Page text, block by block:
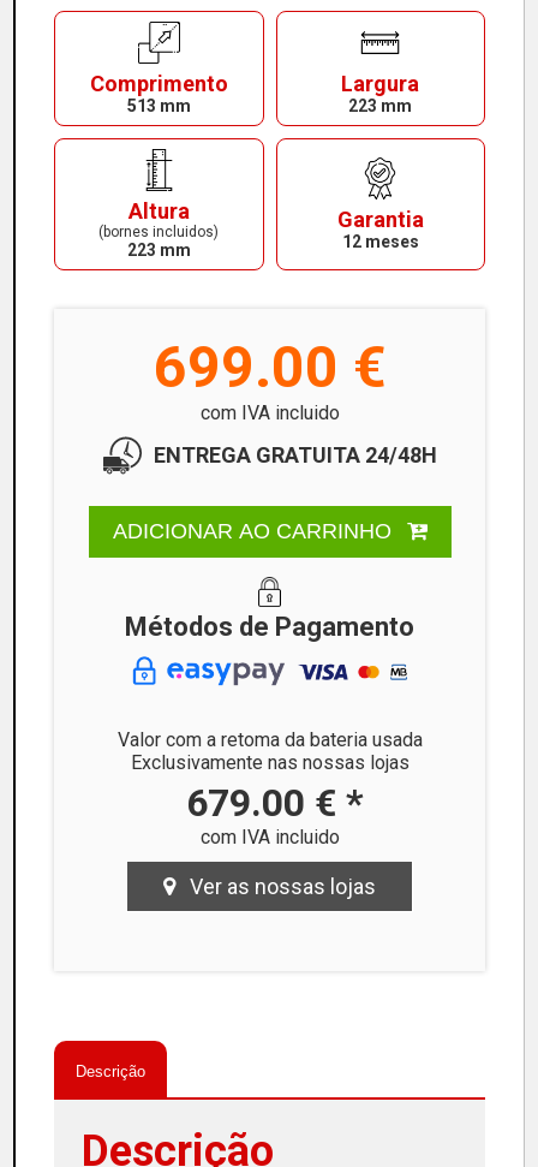
Comprimento
513 mm
Largura
223 mm
Altura
(bornes incluidos)
223 mm
Garantia
12 meses
699.00 €
com IVA incluido
ENTREGA GRATUITA 24/48H
ADICIONAR AO CARRINHO
Métodos de Pagamento
Valor com a retoma da bateria usada
Exclusivamente nas nossas lojas
679.00 € *
com IVA incluido
Ver as nossas lojas
Descrição
Descrição